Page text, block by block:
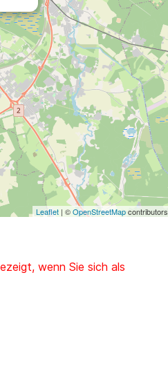
Leaflet | ©OpenStreetMapcontributors
wenn Sie sich als